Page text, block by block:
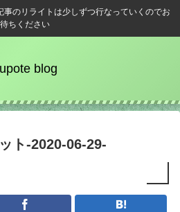
のリライトは少しずつ行なっていくのでお
待ちください
blog
ト-2020-06-29-